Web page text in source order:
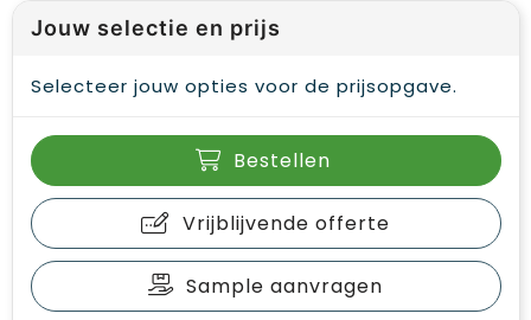
Jouw selectie en prijs
Selecteer jouw opties voor de prijsopgave.
Bestellen
Vrijblijvende offerte
Sample aanvragen